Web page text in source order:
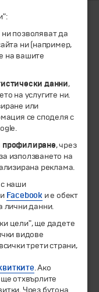
права запазени.
ни позволяват да
ни (например,
на вашите
данни,
на услугите ни.
или
се споделя с
профилиране, чрез
използването на
реклама.
наши
и Facebook и е обект
лични данни.
цели", ще дадете
видове
трети страни,
. Ако
отхвърлите
Чрез бутона